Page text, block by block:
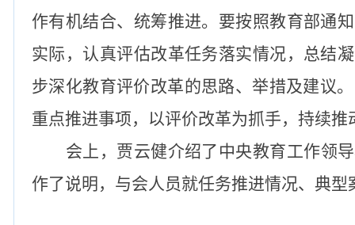
作有机结合、统筹推进。要按照教育部通
实际，认真评估改革任务落实情况，总结
步深化教育评价改革的思路、举措及建议
重点推进事项，以评价改革为抓手，持续推
会上，贾云健介绍了中央教育工作领
作了说明，与会人员就任务推进情况、典